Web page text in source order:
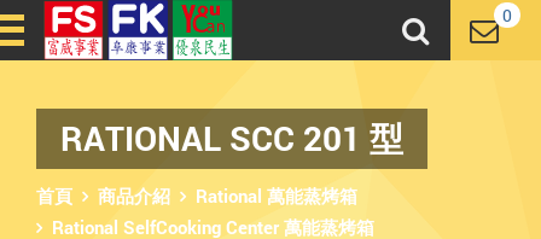
0
RATIONAL SCC 201 型
首頁 商品介紹
Rational 萬能蒸烤箱
Rational SelfCooking Center 萬能蒸烤箱